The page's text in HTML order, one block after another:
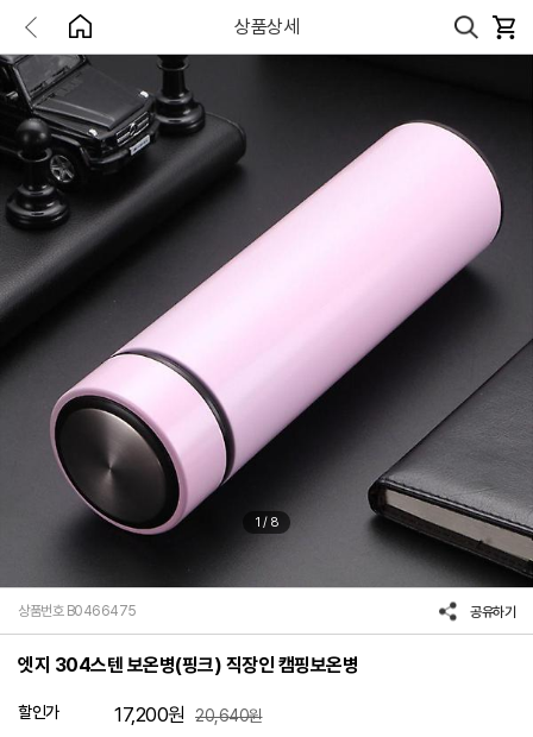
상품상세
1 / 8
상품번호 B0466475 공유하기
엣지 304스텐 보온병(핑크) 직장인 캠핑보온병
할인가 17,200원 20,640원